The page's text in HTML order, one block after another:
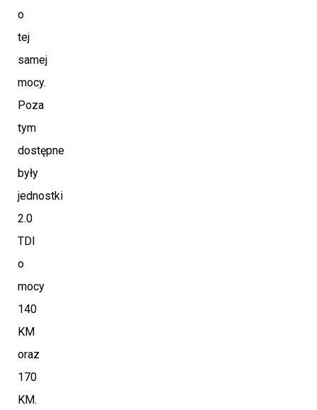
o
tej
samej
mocy.
Poza
tym
dostępne
były
jednostki
2.0
TDI
o
mocy
140
KM
oraz
170
KM.